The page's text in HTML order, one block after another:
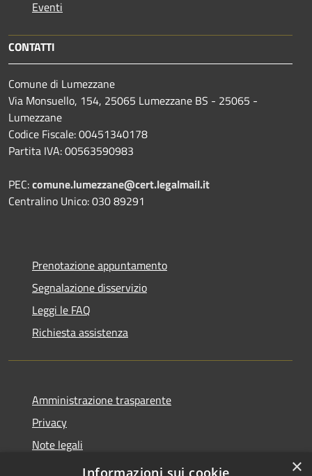
Eventi
CONTATTI
Comune di Lumezzane
Via Monsuello, 154, 25065 Lumezzane BS - 25065 -
Lumezzane
Codice Fiscale: 00451340178
Partita IVA: 00563590983
PEC:comune.lumezzane@cert.legalmail.it
Centralino Unico: 030 89291
Prenotazione appuntamento
Segnalazione disservizio
Leggi le FAQ
Richiesta assistenza
Amministrazione trasparente
Privacy
Note legali
Dichiarazione di accessibilità
×
Informazioni sui cookie